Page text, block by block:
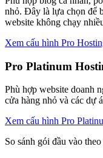
nhỏ. Đây là lựa chọn để
website không chạy
Xem cấu hình Pro
Pro Platinum
Phù hợp website doanh
cửa hàng nhỏ và các dự
Xem cấu hình Pro
So sánh gói đầu vào